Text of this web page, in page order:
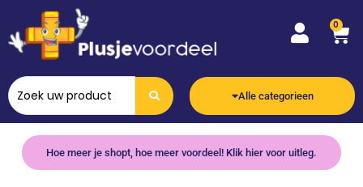
0
Alle categorieen
Hoe meer je shopt, hoe meer voordeel! Klik hier voor uitleg.